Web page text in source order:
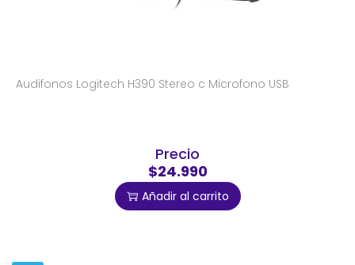
Audifonos Logitech H390 Stereo c Microfono USB
Precio
$24.990
Añadir al carrito